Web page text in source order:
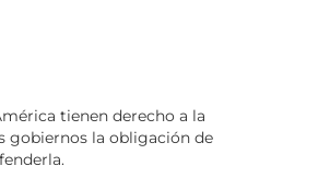
tienen derecho a la
gobiernos la obligación de